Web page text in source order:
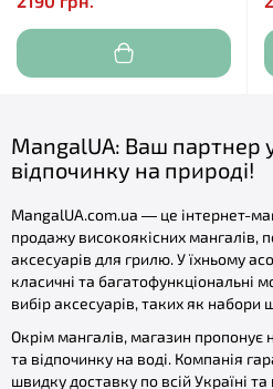
MangalUA: Ваш партнер
відпочинку на природі!
MangalUA.com.ua — це інтернет-
продажу високоякісних мангалів,
аксесуарів для грилю. У їхньому
класичні та багатофункціональні
вибір аксесуарів, таких як набори
Окрім мангалів, магазин пропонує
та відпочинку на воді. Компанія
швидку доставку по всій Україні